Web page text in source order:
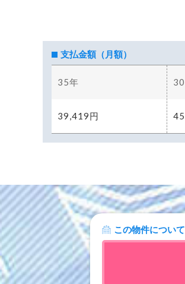
この物件について